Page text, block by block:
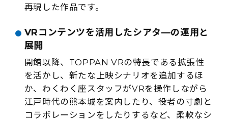
再現した作品です。
VRコンテンツを活用したシアタ—の運用と
展開
開館以降、TOPPAN VRの特長である拡張性
を活かし、新たな上映シナリオを追加するほ
か、わくわく座スタッフがVRを操作しながら
江戸時代の熊本城を案内したり、役者の寸劇と
コラボレーションをしたりするなど、柔軟なシ